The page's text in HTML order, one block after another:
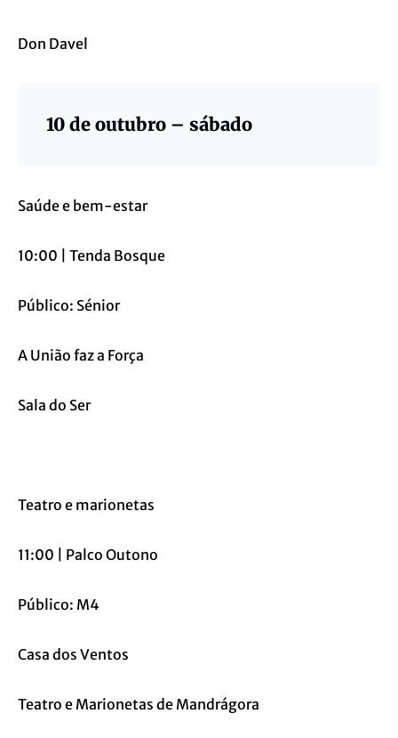
Don Davel
10 de outubro – sábado
Saúde e bem-estar
10:00 | Tenda Bosque
Público: Sénior
A União faz a Força
Sala do Ser
Teatro e marionetas
11:00 | Palco Outono
Público: M4
Casa dos Ventos
Teatro e Marionetas de Mandrágora